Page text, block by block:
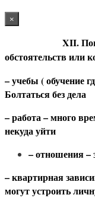
×
XII.
обстоятельств или
– учебы ( обучение
Болтаться без дела
– работа – много
некуда уйти
– отношения –
– квартирная
могут устроить